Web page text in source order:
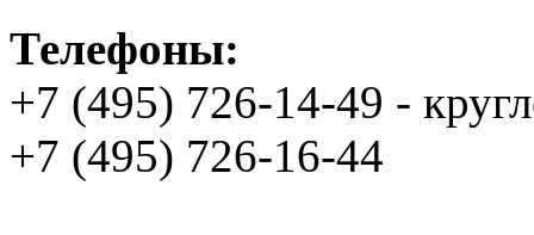
Телефоны:
+7 (495) 726-14-49 -
+7 (495) 726-16-44